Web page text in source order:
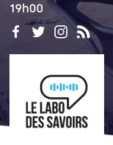
19h00